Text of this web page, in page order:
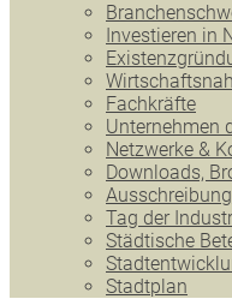
Investieren in
Fachkräfte
Unternehmen
Netzwerke &
Downloads,
Tag der
Städtische
Stadtplan